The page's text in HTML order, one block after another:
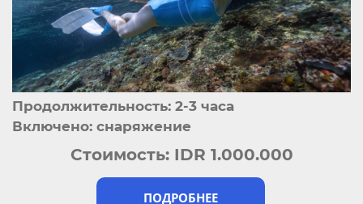
Продолжительность: 2-3 часа
Включено: снаряжение
ПОДРОБНЕЕ
Стоимость: IDR 1.000.000